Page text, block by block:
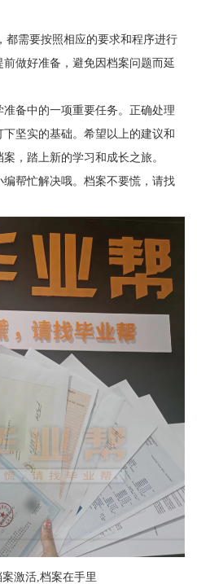
都需要按照相应的要求和程序进行
做好准备，避免因档案问题而延
备中的一项重要任务。正确处理
坚实的基础。希望以上的建议和
，踏上新的学习和成长之旅。
帮忙解决哦。档案不要慌，请找
激活,档案在手里